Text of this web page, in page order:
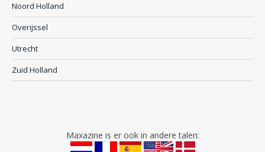
Noord Holland
Overijssel
Utrecht
Zuid Holland
Maxazine is er ook in andere talen: